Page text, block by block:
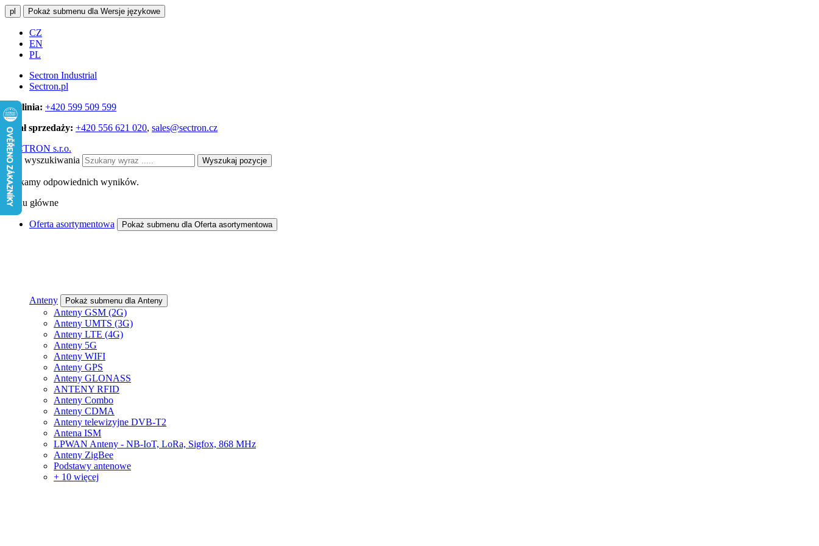
pl Pokaż submenu dla Wersje językowe
CZ
EN
PL
Sectron Industrial
Sectron.pl
Infolinia: +420 599 509 599
Dział sprzedaży: +420 556 621 020, sales@sectron.cz
SECTRON s.r.o.
Pole wyszukiwania
Wyszukaj pozycje
Szukamy odpowiednich wyników.
Menu główne
Oferta asortymentowa Pokaż submenu dla Oferta asortymentowa
Anteny Pokaż submenu dla Anteny
Anteny GSM (2G)
Anteny UMTS (3G)
Anteny LTE (4G)
Anteny 5G
Anteny WIFI
Anteny GPS
Anteny GLONASS
ANTENY RFID
Anteny Combo
Anteny CDMA
Anteny telewizyjne DVB-T2
Antena ISM
LPWAN Anteny - NB-IoT, LoRa, Sigfox, 868 MHz
Anteny ZigBee
Podstawy antenowe
+ 10 więcej